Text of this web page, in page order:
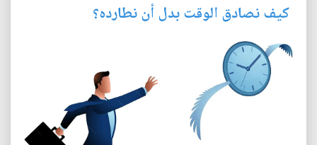
كيف نصادق الوقت بدل أن نطارده؟